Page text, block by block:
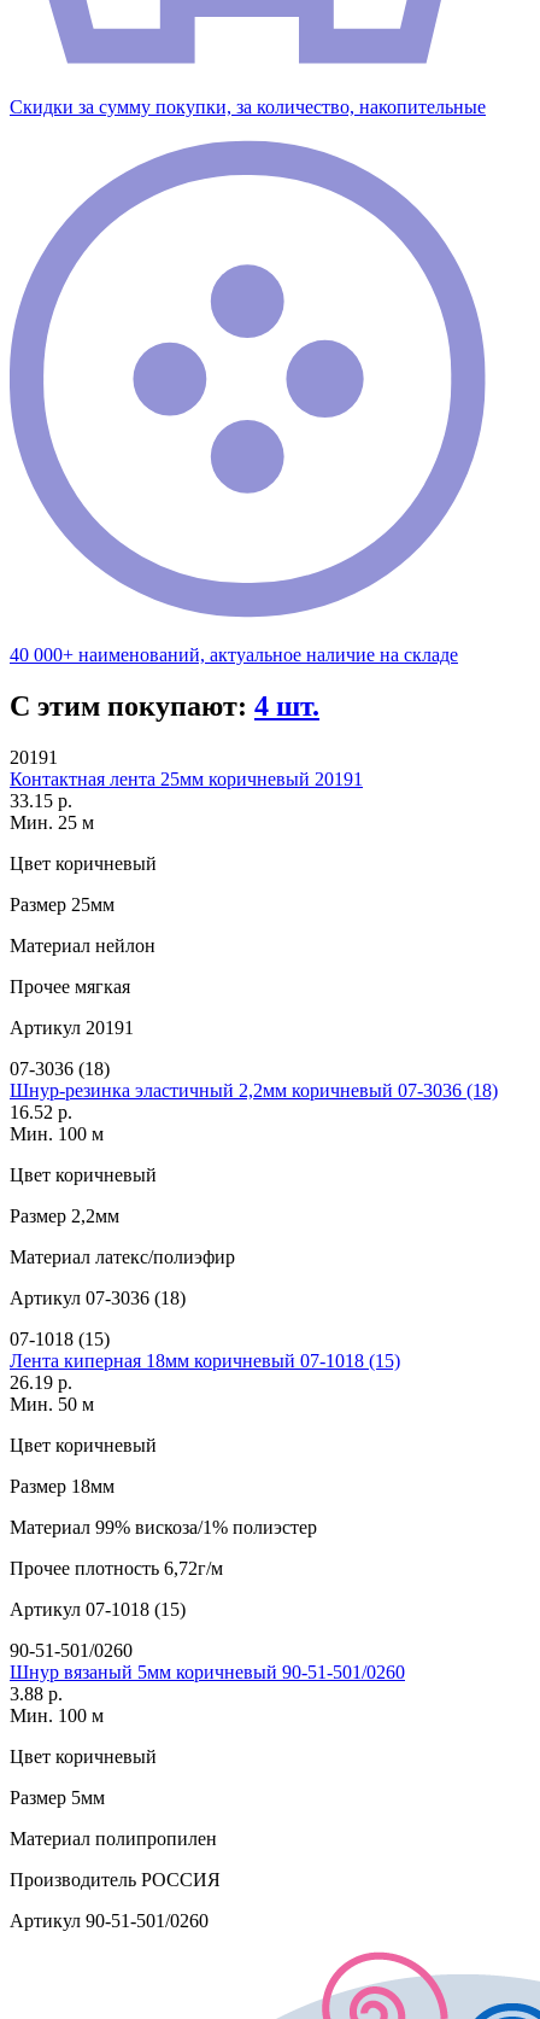
Скидки за сумму покупки, за количество, накопительные
40 000+ наименований, актуальное наличие на складе
С этим покупают: 4 шт.
20191
Контактная лента 25мм коричневый 20191
33.15 р.
Мин. 25 м
Цвет коричневый
Размер 25мм
Материал нейлон
Прочее мягкая
Артикул 20191
07-3036 (18)
Шнур-резинка эластичный 2,2мм коричневый 07-3036 (18)
16.52 р.
Мин. 100 м
Цвет коричневый
Размер 2,2мм
Материал латекс/полиэфир
Артикул 07-3036 (18)
07-1018 (15)
Лента киперная 18мм коричневый 07-1018 (15)
26.19 р.
Мин. 50 м
Цвет коричневый
Размер 18мм
Материал 99% вискоза/1% полиэстер
Прочее плотность 6,72г/м
Артикул 07-1018 (15)
90-51-501/0260
Шнур вязаный 5мм коричневый 90-51-501/0260
3.88 р.
Мин. 100 м
Цвет коричневый
Размер 5мм
Материал полипропилен
Производитель РОССИЯ
Артикул 90-51-501/0260